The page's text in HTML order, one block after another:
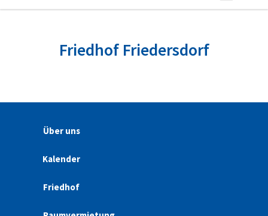
Friedhof Friedersdorf
Über uns
Kalender
Friedhof